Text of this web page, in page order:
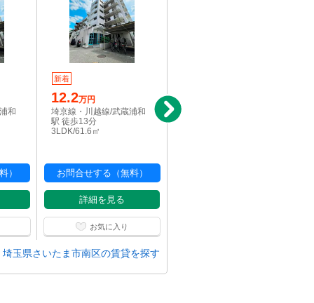
和
）
新着
12.2万円
埼京線・川越線/武蔵浦和
駅 徒歩13分
3LDK/61.6㎡
お問合せする（無料）
詳細を見る
お気に入り
埼京線・川越線/北戸田
埼玉県さいたま市南区の賃貸を探す